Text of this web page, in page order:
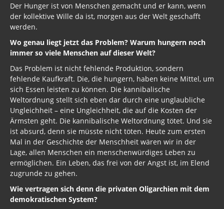
Der Hunger ist von Menschen gemacht und er kann, wenn
der kollektive Wille da ist, morgen aus der Welt geschafft
werden.
Wo genau liegt jetzt das Problem? Warum hungern noch
immer so viele Menschen auf dieser Welt?
Das Problem ist nicht fehlende Produktion, sondern
fehlende Kaufkraft. Die, die hungern, haben keine Mittel, um
sich Essen leisten zu können. Die kannibalische
Weltordnung stellt sich eben dar durch eine unglaubliche
Ungleichheit – eine Ungleichheit, die auf die Kosten der
Ärmsten geht. Die kannibalische Weltordnung tötet. Und sie
ist absurd, denn sie müsste nicht töten. Heute zum ersten
Mal in der Geschichte der Menschheit wären wir in der
Lage, allen Menschen ein menschenwürdiges Leben zu
ermöglichen. Ein Leben, das frei von der Angst ist, im Elend
zugrunde zu gehen.
Wie vertragen sich denn die privaten Oligarchien mit dem
demokratischen System?